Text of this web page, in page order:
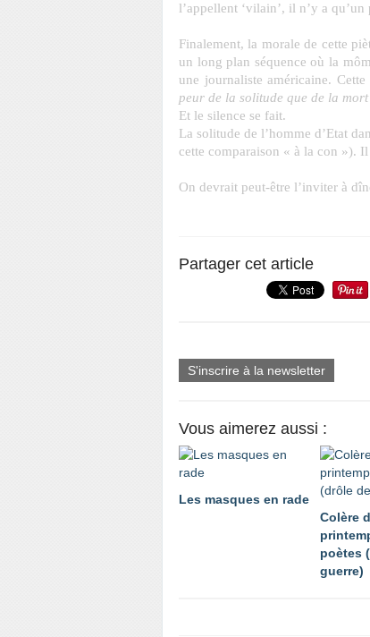
l’appellent ‘vilain’, il n’y a
Finalement, la morale de cette
un long plan séquence où la
une journaliste américaine.
peur de la solitude que de la mort
Et le silence se fait.
La solitude de l’homme d’Etat
cette comparaison « à la con »).
On devrait peut-être l’inviter à
Partager cet article
S'inscrire à la newsletter
Vous aimerez aussi :
Les masques en rade
Colère
poètes
guerre)